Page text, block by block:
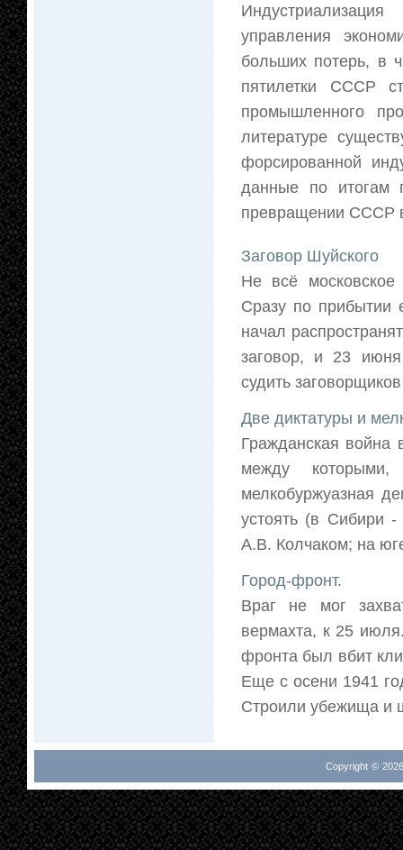
управления
больших потерь, в
пятилетки СССР
промышленного
литературе
форсированной
данные по итогам
превращении СССР
Заговор Шуйского
Не всё московское
Сразу по прибытии
начал
заговор, и 23
судить
Две диктатуры и
Гражданская война
между
мелкобуржуазная
устоять (в Сибири -
А.В. Колчаком; на
Город-фронт.
Враг не мог
вермахта, к 25
фронта был вбит
Еще с осени 1941
Строили убежища и
Copyright ©